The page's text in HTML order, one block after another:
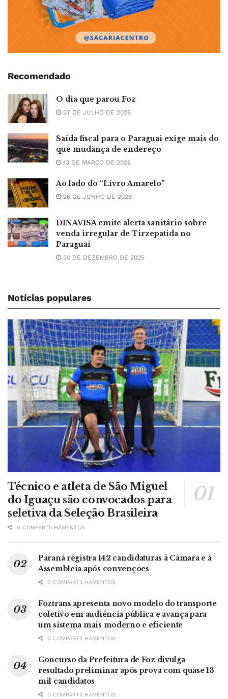
Recomendado
O dia que parou Foz
27 DE JULHO DE 2026
Saída fiscal para o Paraguai exige mais do
que mudança de endereço
13 DE MARÇO DE 2026
Ao lado do “Livro Amarelo”
26 DE JUNHO DE 2026
DINAVISA emite alerta sanitário sobre
venda irregular de Tirzepatida no
Paraguai
30 DE DEZEMBRO DE 2025
Notícias populares
Técnico e atleta de São Miguel
do Iguaçu são convocados para
seletiva da Seleção Brasileira
0 COMPARTILHAMENTOS
Paraná registra 142 candidaturas à Câmara e à
Assembleia após convenções
0 COMPARTILHAMENTOS
Foztrans apresenta novo modelo do transporte
coletivo em audiência pública e avança para
um sistema mais moderno e eficiente
0 COMPARTILHAMENTOS
Concurso da Prefeitura de Foz divulga
resultado preliminar após prova com quase 13
mil candidatos
0 COMPARTILHAMENTOS